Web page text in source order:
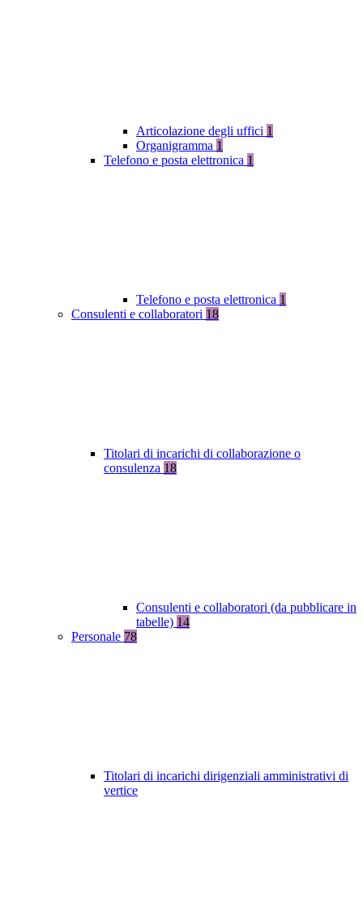
Articolazione degli uffici 1
Organigramma 1
Telefono e posta elettronica 1
Telefono e posta elettronica 1
Consulenti e collaboratori 18
Titolari di incarichi di collaborazione o
consulenza 18
Consulenti e collaboratori (da pubblicare in
tabelle) 14
Personale 78
Titolari di incarichi dirigenziali amministrativi di
vertice